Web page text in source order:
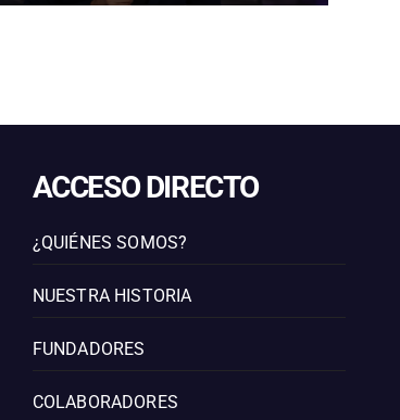
ACCESO DIRECTO
¿QUIÉNES SOMOS?
NUESTRA HISTORIA
FUNDADORES
COLABORADORES